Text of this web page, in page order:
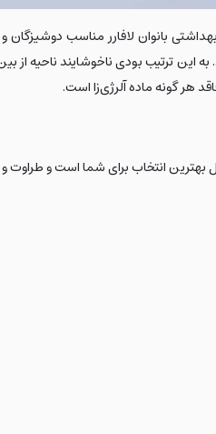
این ترتیب بودی ناخوشایند
هر گونه ماده آلرژی‌زا است.
انتخاب برای شما است و طراوت و